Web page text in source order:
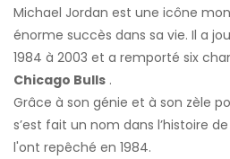
Michael Jordan est une icône
énorme succès dans sa vie. Il a
1984 à 2003 et a remporté six
Chicago Bulls .
Grâce à son génie et à son zèle
s’est fait un nom dans l’histoire de
l'ont repêché en 1984.